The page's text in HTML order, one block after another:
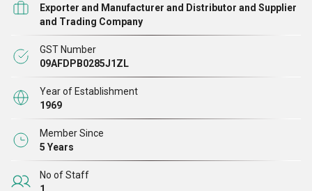
Exporter and Manufacturer and Distributor and Supplier
and Trading Company
GST Number
09AFDPB0285J1ZL
Year of Establishment
1969
Member Since
5 Years
No of Staff